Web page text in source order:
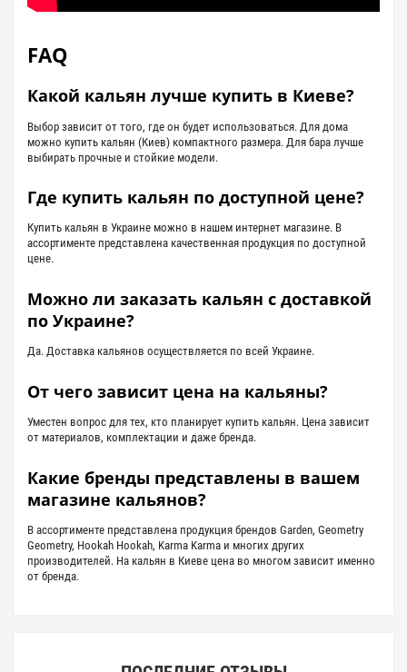
FAQ
Какой кальян лучше купить в Киеве?
Выбор зависит от того, где он будет использоваться. Для дома
можно купить кальян (Киев) компактного размера. Для бара лучше
выбирать прочные и стойкие модели.
Где купить кальян по доступной цене?
Купить кальян в Украине можно в нашем интернет магазине. В
ассортименте представлена ​​качественная продукция по доступной
цене.
Можно ли заказать кальян с доставкой
по Украине?
Да. Доставка кальянов осуществляется по всей Украине.
От чего зависит цена на кальяны?
Уместен вопрос для тех, кто планирует купить кальян. Цена зависит
от материалов, комплектации и даже бренда.
Какие бренды представлены в вашем
магазине кальянов?
В ассортименте представлена ​​продукция брендов Garden, Geometry
Geometry, Hookah Hookah, Karma Karma и многих других
производителей. На кальян в Киеве цена во многом зависит именно
от бренда.